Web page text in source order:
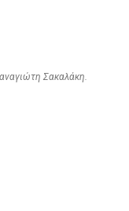
Σακαλάκη.